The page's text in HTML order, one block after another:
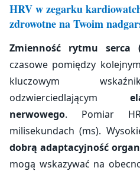
HRV w zegarku
zdrowotne na Twoim
Zmienność rytmu serca
czasowe pomiędzy
kluczowym
odzwierciedlającym
nerwowego. Pomiar
milisekundach (ms).
dobrą adaptacyjność
mogą wskazywać na